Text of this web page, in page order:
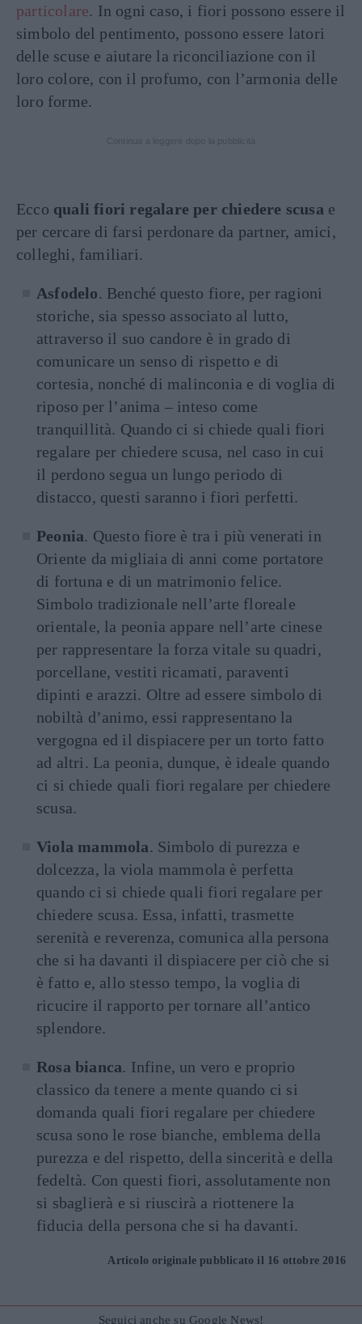
particolare. In ogni caso, i fiori possono essere il
simbolo del pentimento, possono essere latori
delle scuse e aiutare la riconciliazione con il
loro colore, con il profumo, con l’armonia delle
loro forme.
Ecco quali fiori regalare per chiedere scusa e
per cercare di farsi perdonare da partner, amici,
colleghi, familiari.
Asfodelo. Benché questo fiore, per ragioni
storiche, sia spesso associato al lutto,
attraverso il suo candore è in grado di
comunicare un senso di rispetto e di
cortesia, nonché di malinconia e di voglia di
riposo per l’anima – inteso come
tranquillità. Quando ci si chiede quali fiori
regalare per chiedere scusa, nel caso in cui
il perdono segua un lungo periodo di
distacco, questi saranno i fiori perfetti.
Peonia. Questo fiore è tra i più venerati in
Oriente da migliaia di anni come portatore
di fortuna e di un matrimonio felice.
Simbolo tradizionale nell’arte floreale
orientale, la peonia appare nell’arte cinese
per rappresentare la forza vitale su quadri,
porcellane, vestiti ricamati, paraventi
dipinti e arazzi. Oltre ad essere simbolo di
nobiltà d’animo, essi rappresentano la
vergogna ed il dispiacere per un torto fatto
ad altri. La peonia, dunque, è ideale quando
ci si chiede quali fiori regalare per chiedere
scusa.
Viola mammola. Simbolo di purezza e
dolcezza, la viola mammola è perfetta
quando ci si chiede quali fiori regalare per
chiedere scusa. Essa, infatti, trasmette
serenità e reverenza, comunica alla persona
che si ha davanti il dispiacere per ciò che si
è fatto e, allo stesso tempo, la voglia di
ricucire il rapporto per tornare all’antico
splendore.
Rosa bianca. Infine, un vero e proprio
classico da tenere a mente quando ci si
domanda quali fiori regalare per chiedere
scusa sono le rose bianche, emblema della
purezza e del rispetto, della sincerità e della
fedeltà. Con questi fiori, assolutamente non
si sbaglierà e si riuscirà a riottenere la
fiducia della persona che si ha davanti.
Articolo originale pubblicato il 16 ottobre 2016
Seguici anche su Google News!